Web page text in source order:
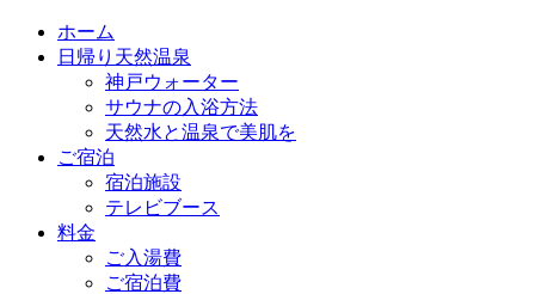
ホーム
日帰り天然温泉
神戸ウォーター
サウナの入浴方法
天然水と温泉で美肌を
ご宿泊
宿泊施設
テレビブース
料金
ご入湯費
ご宿泊費